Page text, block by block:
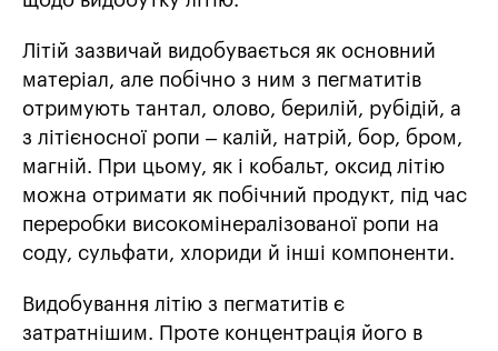
Літій зазвичай видобувається як основний
матеріал, але побічно з ним з пегматитів
отримують тантал, олово, берилій, рубідій, а
з літієносної ропи – калій, натрій, бор, бром,
магній. При цьому, як і кобальт, оксид літію
можна отримати як побічний продукт, під час
переробки високомінералізованої ропи на
соду, сульфати, хлориди й інші компоненти.
Видобування літію з пегматитів є
затратнішим. Проте концентрація його в